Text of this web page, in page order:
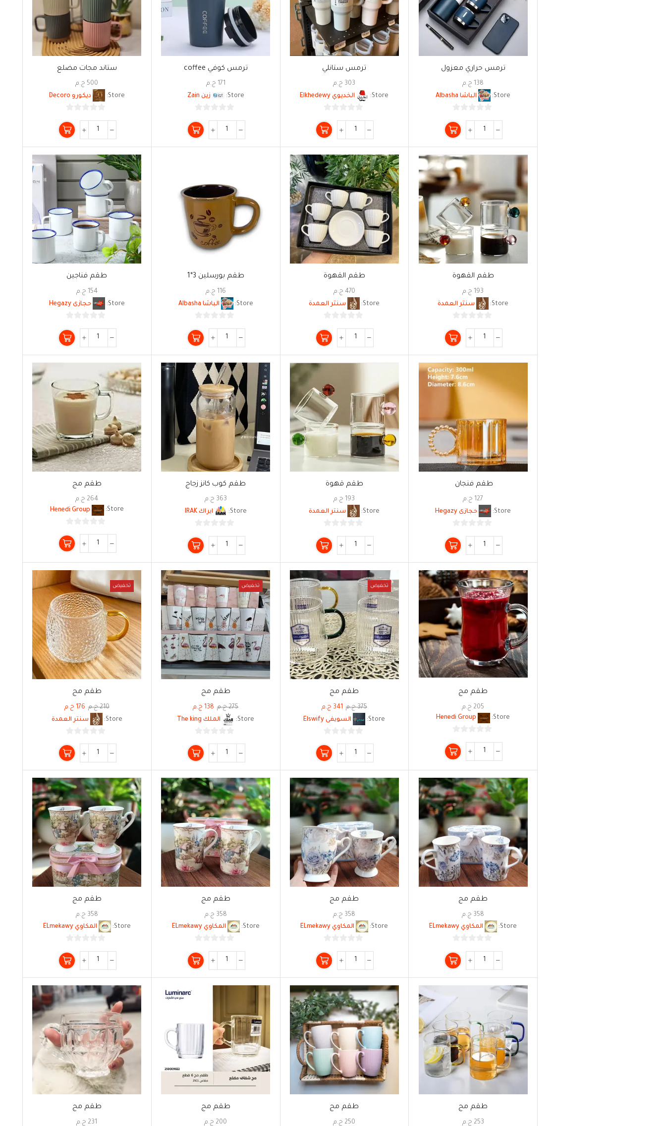
ترمس حراري معزول
138 ج.م
Store:
الباشا Albasha
من
5
ترمس ستانلي
303 ج.م
Store:
الخديوي Elkhedewy
من
5
ترمس كوفي coffee
171 ج.م
Store:
زين Zain
من
5
ستاند مجات مضلع
500 ج.م
Store:
ديكورو Decoro
من
5
طقم القهوة
193 ج.م
Store:
سنتر العمدة
من
5
طقم القهوة
470 ج.م
Store:
سنتر العمدة
من
5
طقم بورسلين 3*1
116 ج.م
Store:
الباشا Albasha
من
5
طقم فناجين
154 ج.م
Store:
حجازى Hegazy
من
5
طقم فنجان
127 ج.م
Store:
حجازى Hegazy
من
5
طقم قهوة
193 ج.م
Store:
سنتر العمدة
من
5
طقم كوب كانز زجاج
363 ج.م
Store:
ايراك IRAK
من
5
طقم مج
264 ج.م
Store:
Henedi Group
من
5
طقم مج
205 ج.م
Store:
Henedi Group
من
5
تخفيض
طقم مج
375 ج.م 341 ج.م
Store:
السويفى Elswify
من
5
تخفيض
طقم مج
275 ج.م 138 ج.م
Store:
الملك The king
من
5
تخفيض
طقم مج
210 ج.م 176 ج.م
Store:
سنتر العمدة
من
5
طقم مج
358 ج.م
Store:
المكاوي ELmekawy
من
5
طقم مج
358 ج.م
Store:
المكاوي ELmekawy
من
5
طقم مج
358 ج.م
Store:
المكاوي ELmekawy
من
5
طقم مج
358 ج.م
Store:
المكاوي ELmekawy
من
5
طقم مج
253 ج.م
طقم مج
250 ج.م
طقم مج
200 ج.م
طقم مج
231 ج.م